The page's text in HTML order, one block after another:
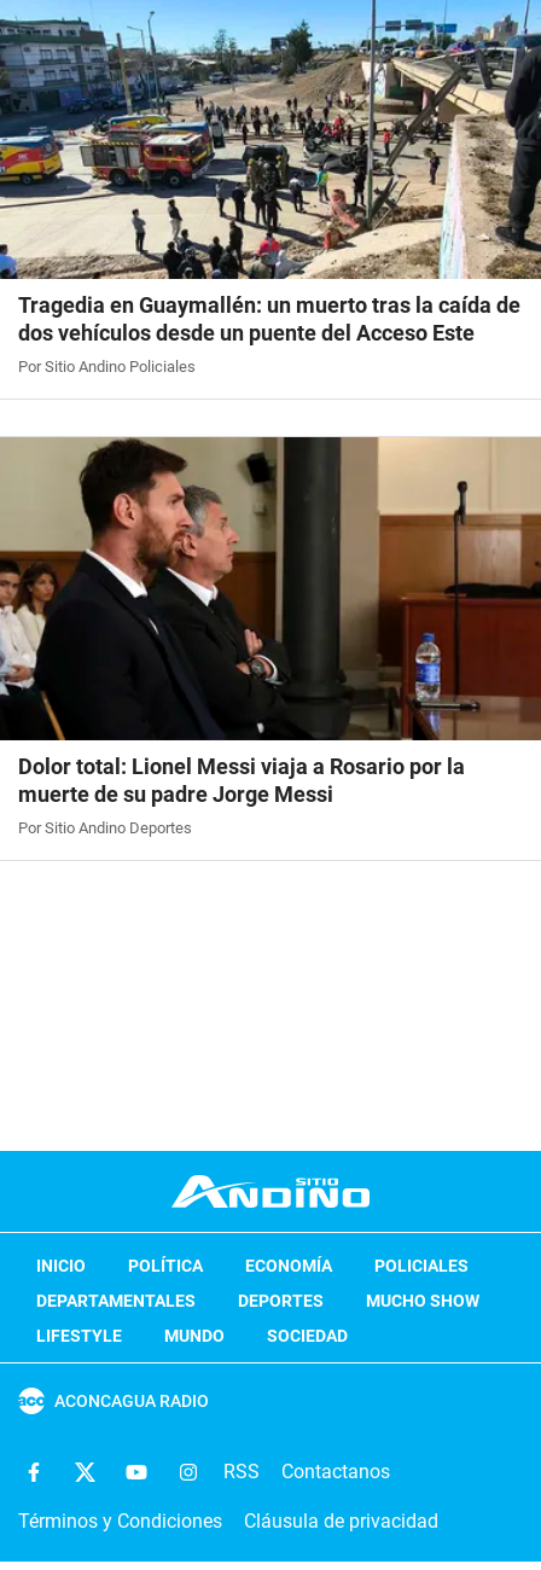
Tragedia en Guaymallén: un muerto tras la caída de
dos vehículos desde un puente del Acceso Este
Por Sitio Andino Policiales
Dolor total: Lionel Messi viaja a Rosario por la
muerte de su padre Jorge Messi
Por Sitio Andino Deportes
INICIO POLÍTICA ECONOMÍA
POLICIALES
DEPARTAMENTALES
DEPORTES
MUCHO SHOW
LIFESTYLE
MUNDO SOCIEDAD
ACONCAGUA RADIO
RSS Contactanos
Términos y Condiciones Cláusula de privacidad